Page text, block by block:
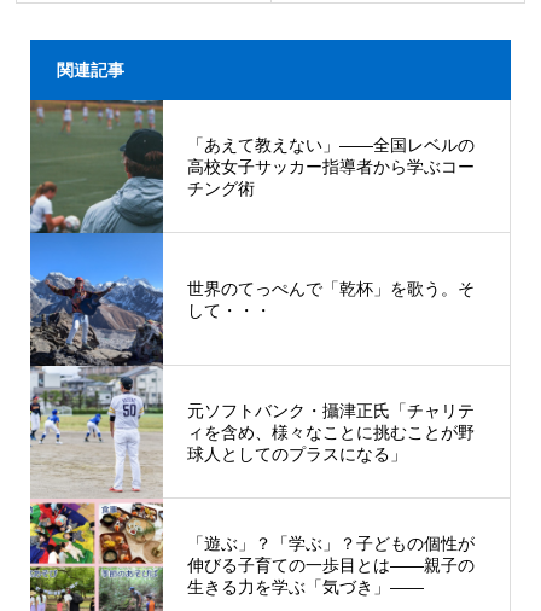
関連記事
「あえて教えない」――全国レベルの
高校女子サッカー指導者から学ぶコー
チング術
世界のてっぺんで「乾杯」を歌う。そ
して・・・
元ソフトバンク・攝津正氏「チャリテ
ィを含め、様々なことに挑むことが野
球人としてのプラスになる」
「遊ぶ」？「学ぶ」？子どもの個性が
伸びる子育ての一歩目とは――親子の
生きる力を学ぶ「気づき」――